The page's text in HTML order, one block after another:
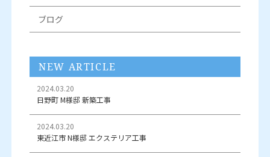
ブログ
NEW ARTICLE
2024.03.20
日野町 M様邸 新築工事
2024.03.20
東近江市 N様邸 エクステリア工事